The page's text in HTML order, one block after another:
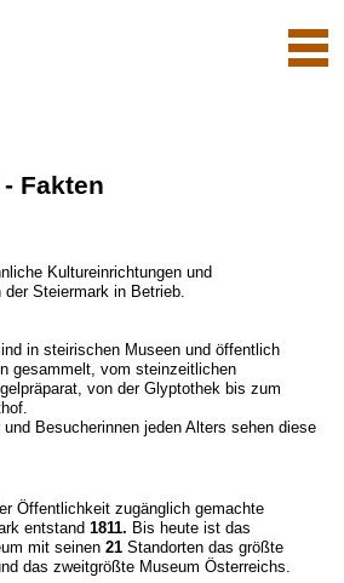
Fakten
Kultureinrichtungen und
der Steiermark in Betrieb.
in steirischen Museen und öffentlich
gesammelt, vom steinzeitlichen
von der Glyptothek bis zum
und Besucherinnen jeden Alters sehen diese
Öffentlichkeit zugänglich gemachte
entstand 1811. Bis heute ist das
mit seinen 21 Standorten das größte
das zweitgrößte Museum Österreichs.